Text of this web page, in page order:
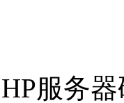
服务